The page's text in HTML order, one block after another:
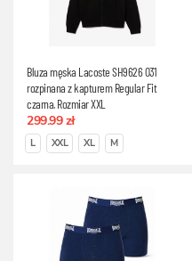
Bluza męska Lacoste SH9626 031
rozpinana z kapturem Regular Fit
czarna, Rozmiar XXL
299.99 zł
L XXL XL M